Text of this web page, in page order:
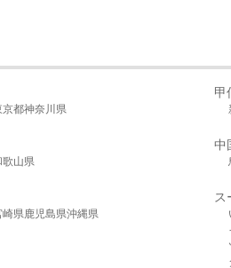
京都神奈川県
甲
歌山県
中
崎県 鹿児島県沖縄県
ス